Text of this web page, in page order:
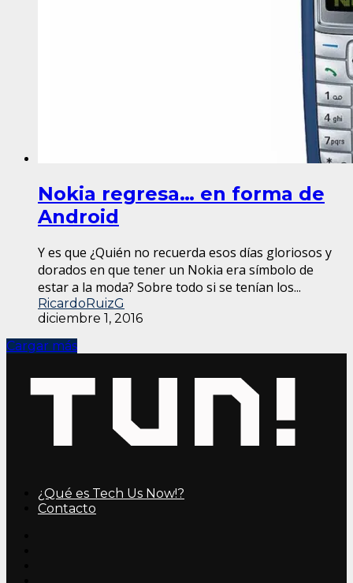
Nokia regresa… en forma de
Android
Y es que ¿Quién no recuerda esos días gloriosos y
dorados en que tener un Nokia era símbolo de
estar a la moda? Sobre todo si se tenían los...
RicardoRuizG
diciembre 1, 2016
Cargar más
¿Qué es Tech Us Now!?
Contacto